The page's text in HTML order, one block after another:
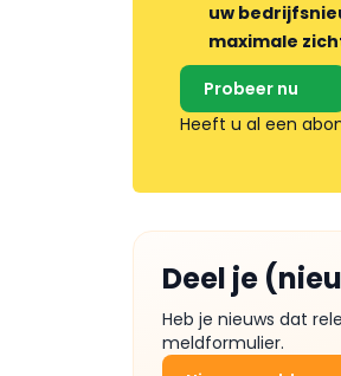
uw
maximale
Probeer nu
Heeft u al een
Deel je
Heb je nieuws dat
meldformulier.